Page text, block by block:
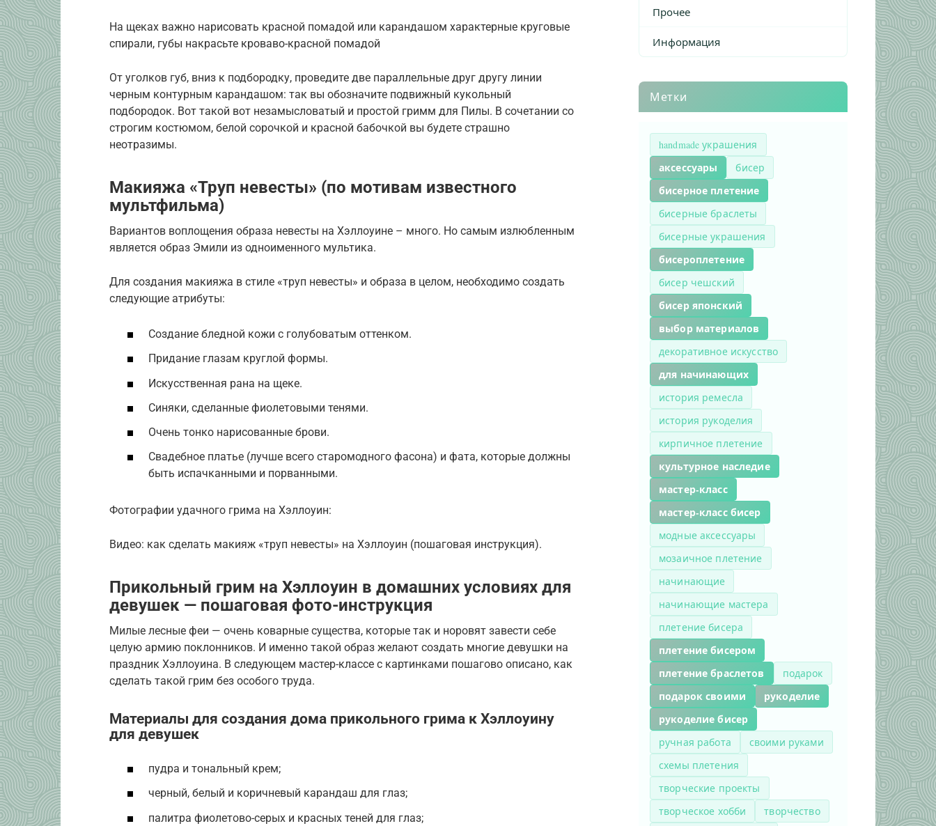
На щеках важно нарисовать красной помадой или карандашом характерные круговые
спирали, губы накрасьте кроваво-красной помадой
От уголков губ, вниз к подбородку, проведите две параллельные друг другу линии
черным контурным карандашом: так вы обозначите подвижный кукольный
подбородок. Вот такой вот незамысловатый и простой гримм для Пилы. В сочетании со
строгим костюмом, белой сорочкой и красной бабочкой вы будете страшно
неотразимы.
Макияжа «Труп невесты» (по мотивам известного
мультфильма)
Вариантов воплощения образа невесты на Хэллоуине – много. Но самым излюбленным
является образ Эмили из одноименного мультика.
Для создания макияжа в стиле «труп невесты» и образа в целом, необходимо создать
следующие атрибуты:
Создание бледной кожи с голубоватым оттенком.
Придание глазам круглой формы.
Искусственная рана на щеке.
Синяки, сделанные фиолетовыми тенями.
Очень тонко нарисованные брови.
Свадебное платье (лучше всего старомодного фасона) и фата, которые должны
быть испачканными и порванными.
Фотографии удачного грима на Хэллоуин:
Видео: как сделать макияж «труп невесты» на Хэллоуин (пошаговая инструкция).
Прикольный грим на Хэллоуин в домашних условиях для
девушек — пошаговая фото-инструкция
Милые лесные феи — очень коварные существа, которые так и норовят завести себе
целую армию поклонников. И именно такой образ желают создать многие девушки на
праздник Хэллоуина. В следующем мастер-классе с картинками пошагово описано, как
сделать такой грим без особого труда.
Материалы для создания дома прикольного грима к Хэллоуину
для девушек
пудра и тональный крем;
черный, белый и коричневый карандаш для глаз;
палитра фиолетово-серых и красных теней для глаз;
Прочее
Информация
Метки
handmade украшения
аксессуары бисер
бисерное плетение
бисерные браслеты
бисерные украшения
бисероплетение
бисер чешский
бисер японский
выбор материалов
декоративное искусство
для начинающих
история ремесла
история рукоделия
кирпичное плетение
культурное наследие
мастер-класс
мастер-класс бисер
модные аксессуары
мозаичное плетение
начинающие
начинающие мастера
плетение бисера
плетение бисером
плетение браслетов
подарок
подарок своими
рукоделие
рукоделие бисер
ручная работа
своими руками
схемы плетения
творческие проекты
творческое хобби
творчество